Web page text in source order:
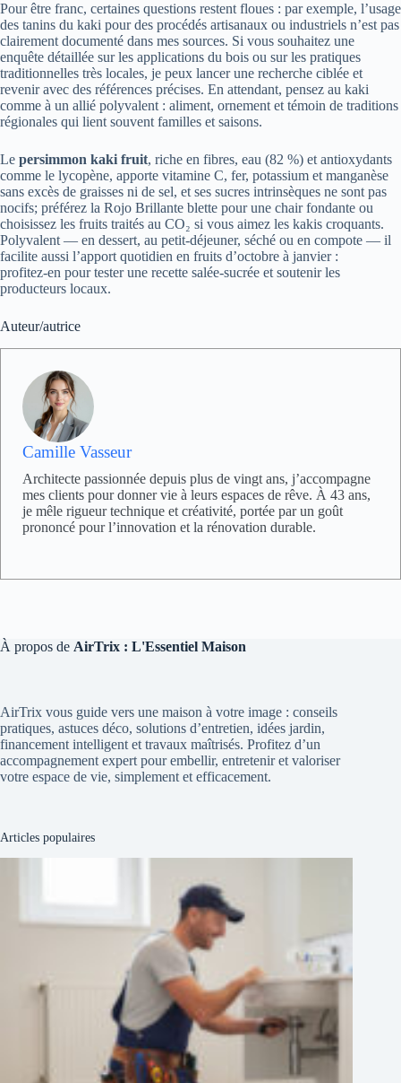
Pour être franc, certaines questions restent floues : par exemple, l’usage
des tanins du kaki pour des procédés artisanaux ou industriels n’est pas
clairement documenté dans mes sources. Si vous souhaitez une
enquête détaillée sur les applications du bois ou sur les pratiques
traditionnelles très locales, je peux lancer une recherche ciblée et
revenir avec des références précises. En attendant, pensez au kaki
comme à un allié polyvalent : aliment, ornement et témoin de traditions
régionales qui lient souvent familles et saisons.
Le persimmon kaki fruit, riche en fibres, eau (82 %) et antioxydants
comme le lycopène, apporte vitamine C, fer, potassium et manganèse
sans excès de graisses ni de sel, et ses sucres intrinsèques ne sont pas
nocifs; préférez la Rojo Brillante blette pour une chair fondante ou
choisissez les fruits traités au CO₂ si vous aimez les kakis croquants.
Polyvalent — en dessert, au petit‑déjeuner, séché ou en compote — il
facilite aussi l’apport quotidien en fruits d’octobre à janvier :
profitez‑en pour tester une recette salée‑sucrée et soutenir les
producteurs locaux.
Auteur/autrice
Camille Vasseur
Architecte passionnée depuis plus de vingt ans, j’accompagne
mes clients pour donner vie à leurs espaces de rêve. À 43 ans,
je mêle rigueur technique et créativité, portée par un goût
prononcé pour l’innovation et la rénovation durable.
À propos de AirTrix : L'Essentiel Maison
AirTrix vous guide vers une maison à votre image : conseils
pratiques, astuces déco, solutions d’entretien, idées jardin,
financement intelligent et travaux maîtrisés. Profitez d’un
accompagnement expert pour embellir, entretenir et valoriser
votre espace de vie, simplement et efficacement.
Articles populaires